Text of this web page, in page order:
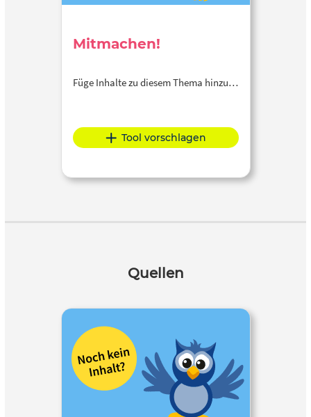
Mitmachen!
Füge Inhalte zu diesem Thema hinzu…
Tool vorschlagen
Quellen